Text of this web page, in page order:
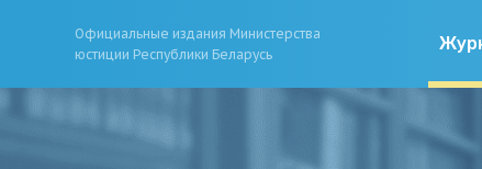
Официальные издания Министерства
юстиции Республики Беларусь